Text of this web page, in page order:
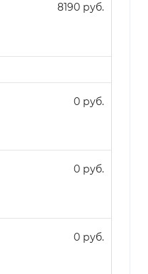
8190 руб.
0 руб.
0 руб.
0 руб.